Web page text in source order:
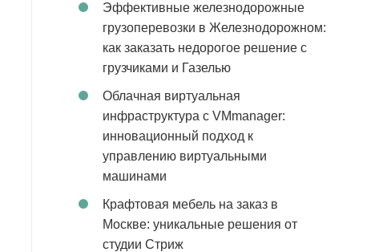
Эффективные железнодорожные
грузоперевозки в Железнодорожном:
как заказать недорогое решение с
грузчиками и Газелью
Облачная виртуальная
инфраструктура с VMmanager:
инновационный подход к
управлению виртуальными
машинами
Крафтовая мебель на заказ в
Москве: уникальные решения от
студии Стриж